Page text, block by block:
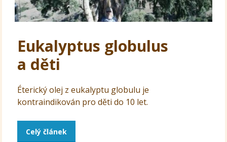
Eukalyptus globulus
a děti
Éterický olej z eukalyptu globulu je
kontraindikován pro děti do 10 let.
Celý článek